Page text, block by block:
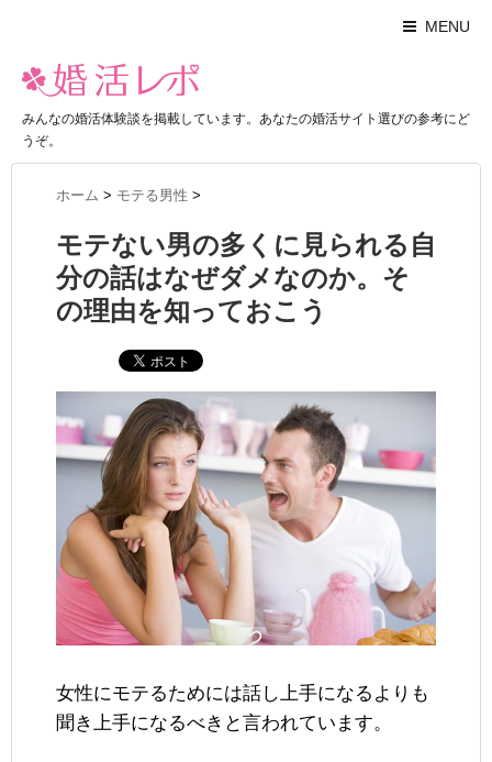
MENU
みんなの婚活体験談を掲載しています。あなたの婚活サイト選びの参考にど
うぞ。
ホーム > モテる男性 >
モテない男の多くに見られる自
分の話はなぜダメなのか。そ
の理由を知っておこう
女性にモテるためには話し上手になるよりも
聞き上手になるべきと言われています。